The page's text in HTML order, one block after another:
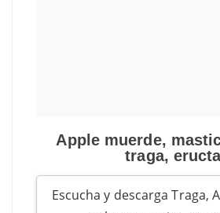
Apple muerde,
traga,
Escucha y descarga Traga,